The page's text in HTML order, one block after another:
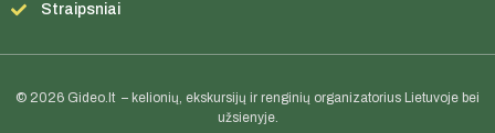
Straipsniai
© 2026 Gideo.lt – kelionių, ekskursijų ir renginių organizatorius Lietuvoje bei
užsienyje.